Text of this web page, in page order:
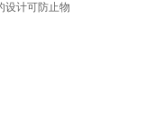
设计可防止物